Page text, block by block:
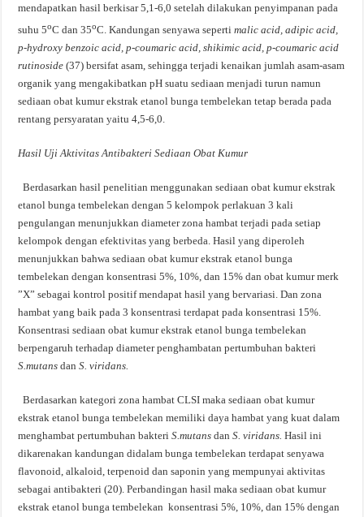
mendapatkan hasil berkisar 5,1-6,0 setelah dilakukan penyimpanan pada
suhu 5oC dan 35oC. Kandungan senyawa sepertimalic acid, adipic acid,
p-hydroxy benzoic acid, p-coumaric acid, shikimic acid, p-coumaric acid
rutinoside (37) bersifat asam, sehingga terjadi kenaikan jumlah asam-asam
organik yang mengakibatkan pH suatu sediaan menjadi turun namun
sediaan obat kumur ekstrak etanol bunga tembelekan tetap berada pada
rentang persyaratan yaitu 4,5-6,0.
Hasil Uji AktivitasAntibakteri Sediaan Obat Kumur
Berdasarkan hasil penelitian menggunakan sediaan obat kumur ekstrak
etanol bunga tembelekan dengan 5 kelompok perlakuan 3 kali
pengulangan menunjukkan diameter zona hambat terjadi pada setiap
kelompok dengan efektivitas yang berbeda. Hasil yang diperoleh
menunjukkan bahwa sediaan obat kumur ekstrak etanol bunga
tembelekan dengan konsentrasi 5%, 10%, dan 15% dan obat kumur merk
”X” sebagai kontrol positif mendapat hasil yang bervariasi. Dan zona
hambat yang baik pada 3 konsentrasi terdapat pada konsentrasi 15%.
Konsentrasi sediaan obat kumur ekstrak etanol bunga tembelekan
berpengaruh terhadap diameter penghambatan pertumbuhan bakteri
S.mutans danS. viridans.
Berdasarkan kategori zona hambat CLSI maka sediaan obat kumur
ekstrak etanol bunga tembelekan memiliki daya hambat yang kuat dalam
menghambat pertumbuhan bakteri S.mutans danS. viridans. Hasil ini
dikarenakan kandungan didalam bunga tembelekan terdapat senyawa
flavonoid, alkaloid, terpenoid dan saponin yang mempunyai aktivitas
sebagai antibakteri (20). Perbandingan hasil maka sediaan obat kumur
ekstrak etanol bunga tembelekan konsentrasi 5%, 10%, dan 15% dengan